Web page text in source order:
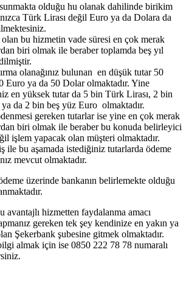
sunmakta olduğu hu olanak dahilinde birikim
Türk Lirası değil Euro ya da Dolara da
olan bu hizmetin vade süresi en çok merak
biri olmak ile beraber toplamda beş yıl
olanağınız bulunan en düşük tutar 50
Euro ya da 50 Dolar olmaktadır. Yine
en yüksek tutar da 5 bin Türk Lirası, 2 bin
da 2 bin beş yüz Euro olmaktadır.
gereken tutarlar ise yine en çok merak
biri olmak ile beraber bu konuda belirleyici
işlem yapacak olan müşteri olmaktadır.
ile bu aşamada istediğiniz tutarlarda ödeme
mevcut olmaktadır.
üzerinde bankanın belirlemekte olduğu
avantajlı hizmetten faydalanma amacı
gereken tek şey kendinize en yakın ya
Şekerbank şubesine gitmek olmaktadır.
almak için ise 0850 222 78 78 numaralı